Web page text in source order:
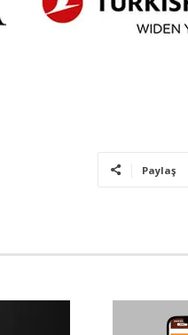
Paylaş